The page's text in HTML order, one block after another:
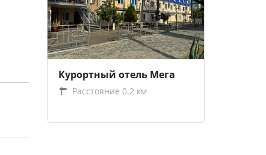
Курортный отель Мега
Расстояние 0.2 км